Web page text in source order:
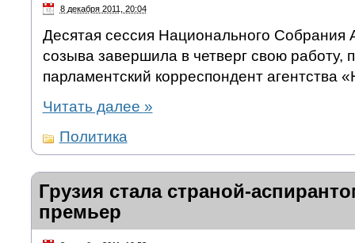
8 декабря 2011, 20:04
Десятая сессия Национального Собрания
созыва завершила в четверг свою работу,
парламентский корреспондент агентства
Читать далее »
Политика
Грузия стала страной-
премьер